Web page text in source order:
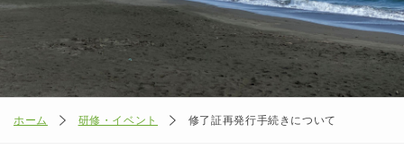
ホーム 研修・イベント 修了証再発行手続きについて